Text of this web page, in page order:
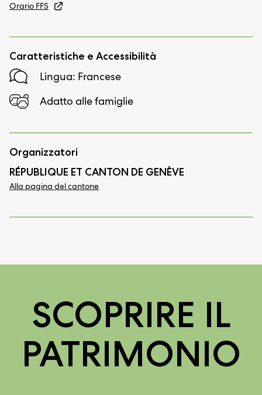
Orario FFS
Caratteristiche e Accessibilità
Lingua: Francese
Adatto alle famiglie
Organizzatori
RÉPUBLIQUE ET CANTON DE GENÈVE
Alla pagina del cantone
SCOPRIRE IL
PATRIMONIO